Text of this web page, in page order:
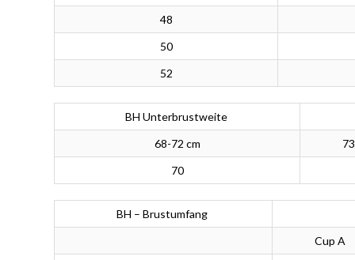
48
50
52
BH Unterbrustweite
68-72 cm
70
BH – Brustumfang
Cup A